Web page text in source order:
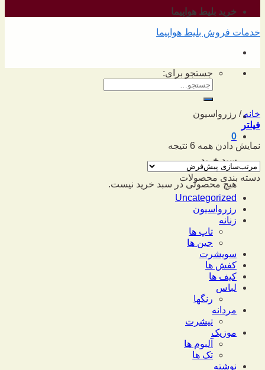
خرید بلیط هواپیما
خدمات فروش بلیط هواپیما
جستجو برای:
0
سبد خرید
هیچ محصولی در سبد خرید نیست.
خانه / رزرواسیون
فیلتر
نمایش دادن همه 6 نتیجه
دسته بندی محصولات
Uncategorized
رزرواسیون
زنانه
تاپ ها
جین ها
سویشرت
کفش ها
کیف ها
لباس
رنگها
مردانه
تیشرت
موزیک
آلبوم ها
تک ها
نوشته